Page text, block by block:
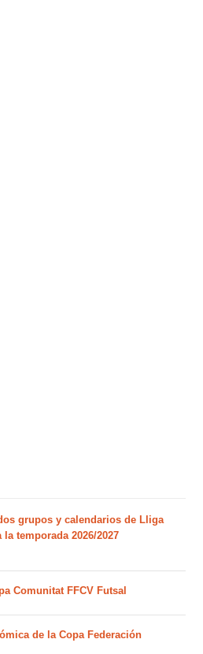
grupos y calendarios de Lliga
temporada 2026/2027
Comunitat FFCV Futsal
de la Copa Federación